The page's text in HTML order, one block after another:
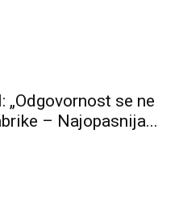
„Odgovornost se ne
– Najopasnija...